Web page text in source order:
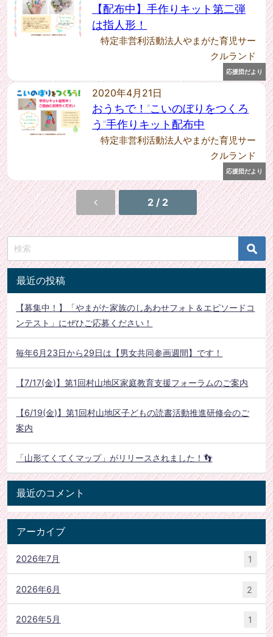
応援団だより
【配布中】手作りキット第二弾
は指人形！
特定非営利活動法人やまがた育児サー
クルランド
応援団だより
2020年4月21日
おうちで！“こいのぼりをつくろ
う”手作りキット配布中
特定非営利活動法人やまがた育児サー
クルランド
2 / 2
最近の投稿
【募集中！】「やまがた家族のしあわせフォト＆エピソードコ
ンテスト」にぜひご応募ください！
毎年6月23日から29日は【男女共同参画週間】です！
【7/17(金)】第1回村山地区家庭教育支援フォーラムのご案内
【6/19(金)】第1回村山地区子どもの読書活動推進研修会のご
案内
「山形てくてくマップ」がリリースされました！👣
最近のコメント
アーカイブ
2026年7月 1
2026年6月 2
2026年5月 1